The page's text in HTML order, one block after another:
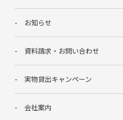
お知らせ
資料請求・お問い合わせ
実物貸出キャンペーン
会社案内